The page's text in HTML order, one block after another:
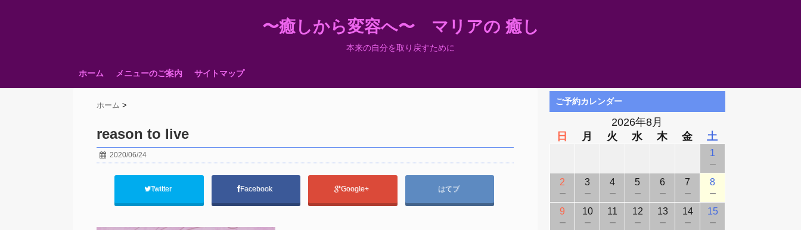
〜癒しから変容へ〜 マリアの 癒し
本来の自分を取り戻すために
ホーム メニューのご案内 サイトマップ
ホーム >
reason to live
2020/06/24
Twitter Facebook Google+ はてブ
ご予約カレンダー
2026年8月
日
月 火 水 木 金 土
1
－
2
－
3
－
4
－
5
－
6
－
7
－
8
－
9
－
10
－
11
－
12
－
13
－
14
－
15
－